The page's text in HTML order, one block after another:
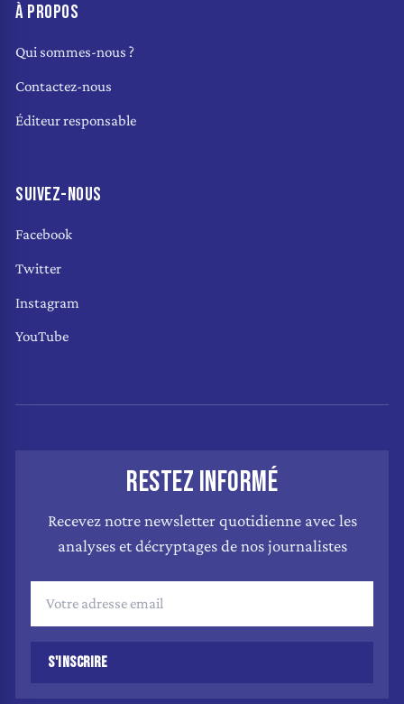
À PROPOS
Qui sommes-nous ?
Contactez-nous
Éditeur responsable
SUIVEZ-NOUS
Facebook
Twitter
Instagram
YouTube
RESTEZ INFORMÉ
Recevez notre newsletter quotidienne avec les
analyses et décryptages de nos journalistes
S'INSCRIRE